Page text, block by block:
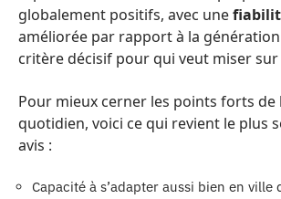
globalement positifs, avec une
améliorée par rapport à la
critère décisif pour qui veut miser sur
Pour mieux cerner les points forts de
quotidien, voici ce qui revient le plus
avis :
Capacité à s’adapter aussi bien en